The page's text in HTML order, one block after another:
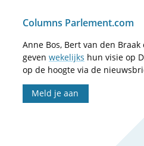
Columns Parlement.com
Anne Bos, Bert van den
geven wekelijks hun visie op
op de hoogte via de
Meld je aan